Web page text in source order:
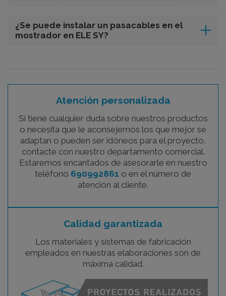
¿Se puede instalar un pasacables en el
mostrador en ELE SY?
Atención personalizada
Si tiene cualquier duda sobre nuestros productos
o necesita que le aconsejemos los que mejor se
adaptan o pueden ser idóneos para el proyecto,
contacte con nuestro departamento comercial.
Estaremos encantados de asesorarle en nuestro
teléfono 690992861 o en el número de
atención al cliente.
Calidad garantizada
Los materiales y sistemas de fabricación
empleados en nuestras elaboraciones son de
máxima calidad.